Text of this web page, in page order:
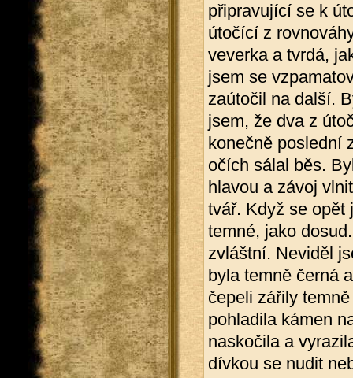
připravující se k
útočící z
veverka a tvrdá,
jsem se
zaútočil na další.
jsem, že dva z
konečně poslední
očích sálal běs.
hlavou a závoj
tvář. Když se opět
temné, jako
zvláštní. Neviděl
byla temně černá
čepeli zářily
pohladila kámen
naskočila a
dívkou se nudit